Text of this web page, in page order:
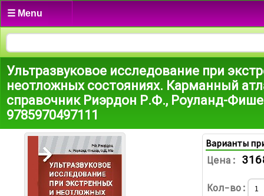
☰ Menu
Ультразвуковое исследование при
неотложных состояниях. Карманный
справочник Риэрдон Р.Ф., Роуланд-
9785970497111
Варианты
Цена:
Кол-во: